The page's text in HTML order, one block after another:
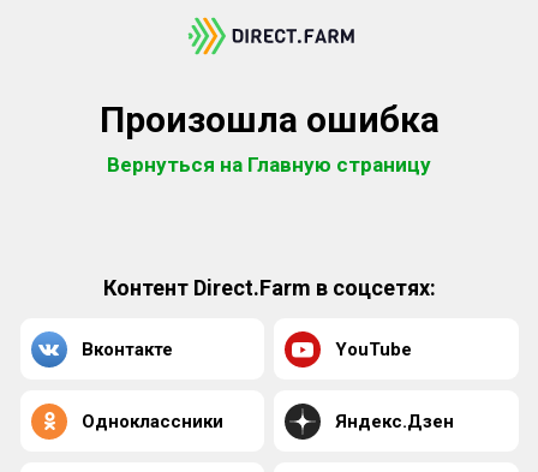
Произошла ошибка
Вернуться на Главную страницу
Контент Direct.Farm в соцсетях:
Вконтакте YouTube
Одноклассники Яндекс.Дзен